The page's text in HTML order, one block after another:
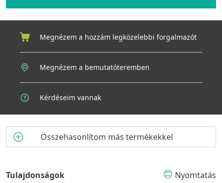
alatt beszerelhető)
Megnézem a hozzám legközelebbi forgalmazót
Megnézem a bemutatóteremben
Kérdéseim vannak
Összehasonlítom más termékekkel
Tulajdonságok Nyomtatás